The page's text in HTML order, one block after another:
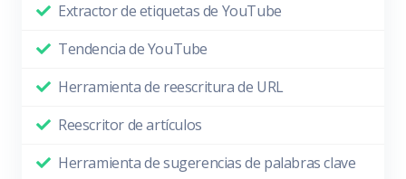
Extractor de etiquetas de YouTube
Tendencia de YouTube
Herramienta de reescritura de URL
Reescritor de artículos
Herramienta de sugerencias de palabras clave